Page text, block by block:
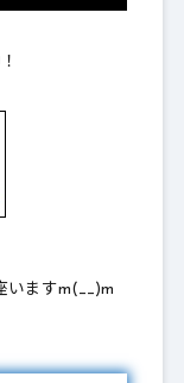
いますm(__)m